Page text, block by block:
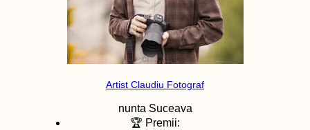
Artist Claudiu Fotograf
nunta Suceava
🏆 Premii: